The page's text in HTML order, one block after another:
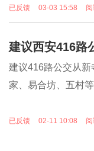
已反馈 03-03 15:58
建议西安416路
建议416路公交从
家、易合坊、五村
已反馈 02-11 10:08